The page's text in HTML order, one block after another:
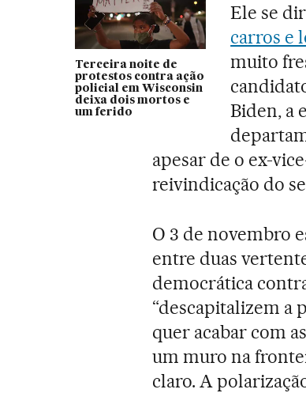
Terceira noite de
protestos contra ação
policial em Wisconsin
deixa dois mortos e
um ferido
Ele se
carros e
muito
Biden, a
apesar de o ex-
reivindicação do
O 3 de novembro
entre duas
democrática
“descapitalizem a
quer acabar com
um muro na
claro. A